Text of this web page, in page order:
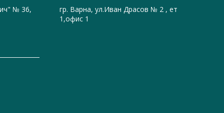
№ 36,
гр. Варна, ул.Иван Драсов № 2 , ет
1,офис 1